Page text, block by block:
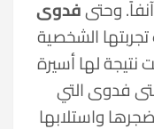
وحتىفدوى
الشخصية
لها أسيرة
فدوى التي
واستلابها